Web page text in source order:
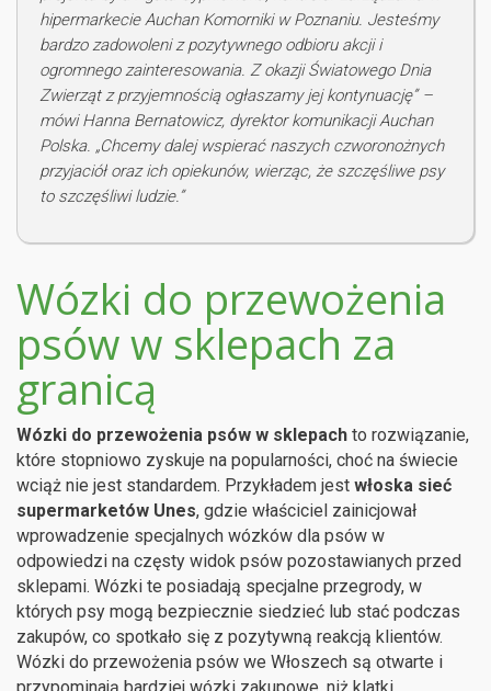
hipermarkecie Auchan Komorniki w Poznaniu. Jesteśmy
bardzo zadowoleni z pozytywnego odbioru akcji i
ogromnego zainteresowania. Z okazji Światowego Dnia
Zwierząt z przyjemnością ogłaszamy jej kontynuację” –
mówi Hanna Bernatowicz, dyrektor komunikacji Auchan
Polska. „Chcemy dalej wspierać naszych czworonożnych
przyjaciół oraz ich opiekunów, wierząc, że szczęśliwe psy
to szczęśliwi ludzie.”
Wózki do przewożenia
psów w sklepach za
granicą
Wózki do przewożenia psów w sklepach to rozwiązanie,
które stopniowo zyskuje na popularności, choć na świecie
wciąż nie jest standardem. Przykładem jest włoska sieć
supermarketów Unes, gdzie właściciel zainicjował
wprowadzenie specjalnych wózków dla psów w
odpowiedzi na częsty widok psów pozostawianych przed
sklepami. Wózki te posiadają specjalne przegrody, w
których psy mogą bezpiecznie siedzieć lub stać podczas
zakupów, co spotkało się z pozytywną reakcją klientów.
Wózki do przewożenia psów we Włoszech są otwarte i